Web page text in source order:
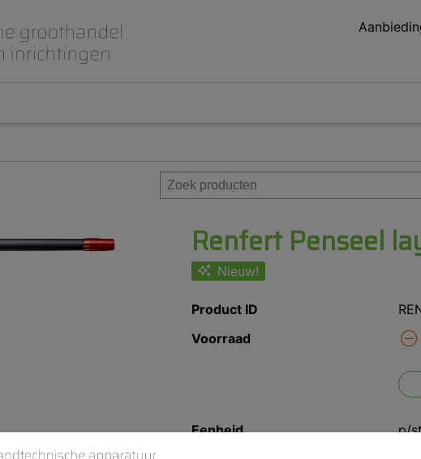
Gips en inbedmassa
Implantologie
Meubilair en inrichting
Modelleren en was
Renfert Penseel
Nieuw!
Product ID
Voorraad
Eenheid
p/